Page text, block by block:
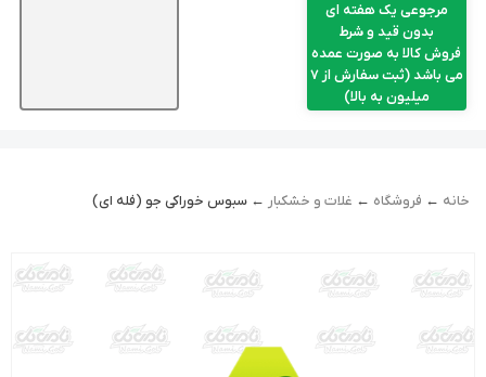
مرجوعی یک هفته ای
بدون قید و شرط
فروش کالا به صورت عمده
می باشد (ثبت سفارش از 7
میلیون به بالا)
خانه ← فروشگاه ← غلات و خشکبار ← سبوس خوراکی جو (فله ای)